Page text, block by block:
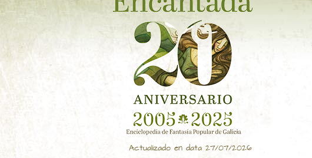
Actualizado en data 27/07/2026